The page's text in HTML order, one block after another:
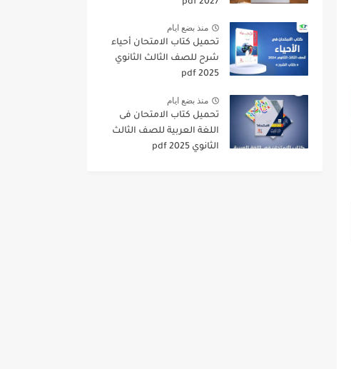
2027 pdf
منذ بضع ايام
تحميل كتاب الامتحان أحياء
شرح للصف الثالث الثانوي
2025 pdf
منذ بضع ايام
تحميل كتاب الامتحان فى
اللغة العربية للصف الثالث
الثانوي 2025 pdf